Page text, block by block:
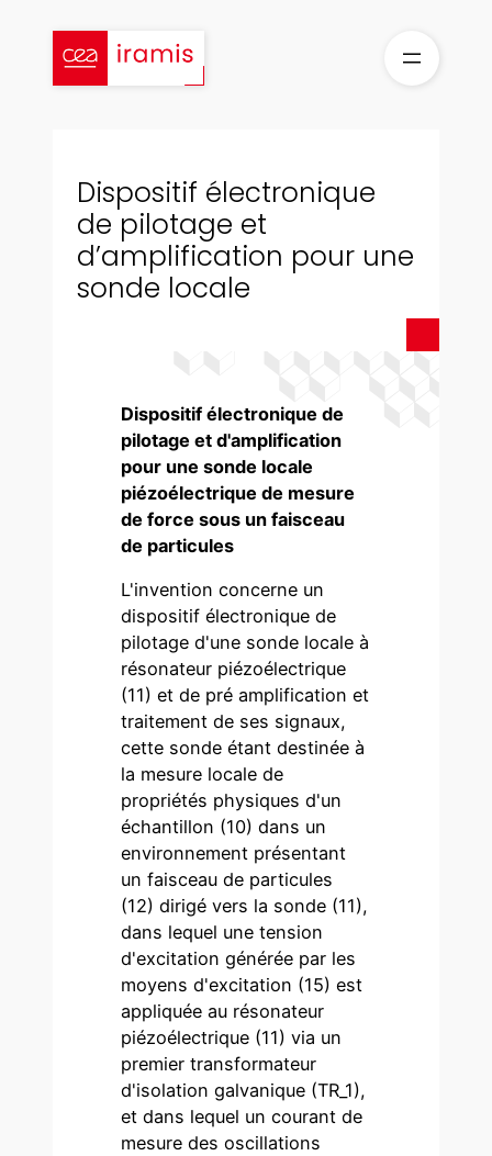
contenu
Dispositif électronique
de pilotage et
d’amplification pour une
sonde locale
Dispositif électronique de
pilotage et d'amplification
pour une sonde locale
piézoélectrique de mesure
de force sous un faisceau
de particules
L'invention concerne un
dispositif électronique de
pilotage d'une sonde locale à
résonateur piézoélectrique
(11) et de pré amplification et
traitement de ses signaux,
cette sonde étant destinée à
la mesure locale de
propriétés physiques d'un
échantillon (10) dans un
environnement présentant
un faisceau de particules
(12) dirigé vers la sonde (11),
dans lequel une tension
d'excitation générée par les
moyens d'excitation (15) est
appliquée au résonateur
piézoélectrique (11) via un
premier transformateur
d'isolation galvanique (TR_1),
et dans lequel un courant de
mesure des oscillations